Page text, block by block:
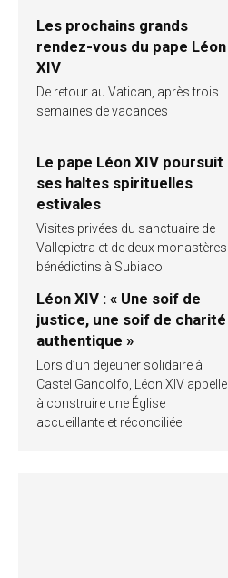
Les prochains grands
rendez-vous du pape Léon
XIV
De retour au Vatican, après trois
semaines de vacances
Le pape Léon XIV poursuit
ses haltes spirituelles
estivales
Visites privées du sanctuaire de
Vallepietra et de deux monastères
bénédictins à Subiaco
Léon XIV : « Une soif de
justice, une soif de charité
authentique »
Lors d’un déjeuner solidaire à
Castel Gandolfo, Léon XIV appelle
à construire une Église
accueillante et réconciliée